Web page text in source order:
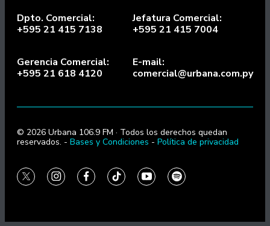
Dpto. Comercial:
+595 21 415 7138
Jefatura Comercial:
+595 21 415 7004
Gerencia Comercial:
+595 21 618 4120
E-mail:
comercial@urbana.com.py
© 2026 Urbana 106.9 FM · Todos los derechos quedan
reservados. - Bases y Condiciones - Política de privacidad
twitterinstagramfacebooktiktokyoutubespotify